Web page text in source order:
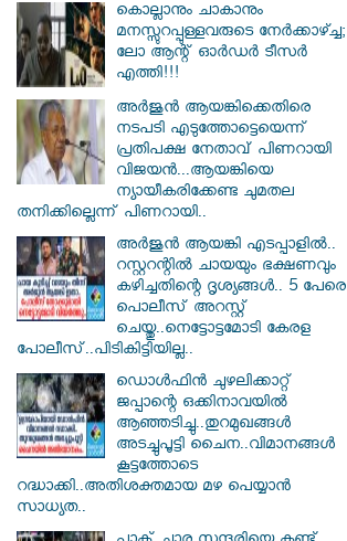
കൊല്ലാനും ചാകാനും
മനസ്സുറപ്പുള്ളവരുടെ നേർക്കാഴ്ച്ച;
ലോ ആന്റ് ഓർഡർ ടീസർ
എത്തി!!!
അർജുൻ ആയങ്കിക്കെതിരെ
നടപടി എടുത്തോട്ടെയെന്ന്
പ്രതിപക്ഷ നേതാവ് പിണറായി
വിജയൻ...ആയങ്കിയെ
ന്യായീകരിക്കേണ്ട ചുമതല
തനിക്കില്ലെന്ന് പിണറായി..
അർജുൻ ആയങ്കി എടപ്പാളിൽ..
റസ്റ്ററന്റിൽ ചായയും ഭക്ഷണവും
കഴിച്ചതിന്റെ ദൃശ്യങ്ങൾ.. 5 പേരെ
പൊലീസ് അറസ്റ്റ്
ചെയ്തു..നെട്ടോട്ടമോടി കേരള
പോലീസ്..പിടികിട്ടിയില്ല..
ഡൊൾഫിൻ ചുഴലിക്കാറ്റ്
ജപ്പാന്റെ ഒക്കിനാവയിൽ
ആഞ്ഞടിച്ചു..തുറമുഖങ്ങൾ
അടച്ചുപൂട്ടി ചൈന..വിമാനങ്ങൾ
കൂട്ടത്തോടെ
റദ്ധാക്കി..അതിശക്തമായ മഴ പെയ്യാൻ
സാധ്യത..